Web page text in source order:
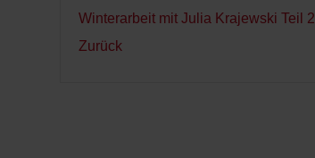
Winterarbeit mit Julia Krajewski Teil 2
Zurück